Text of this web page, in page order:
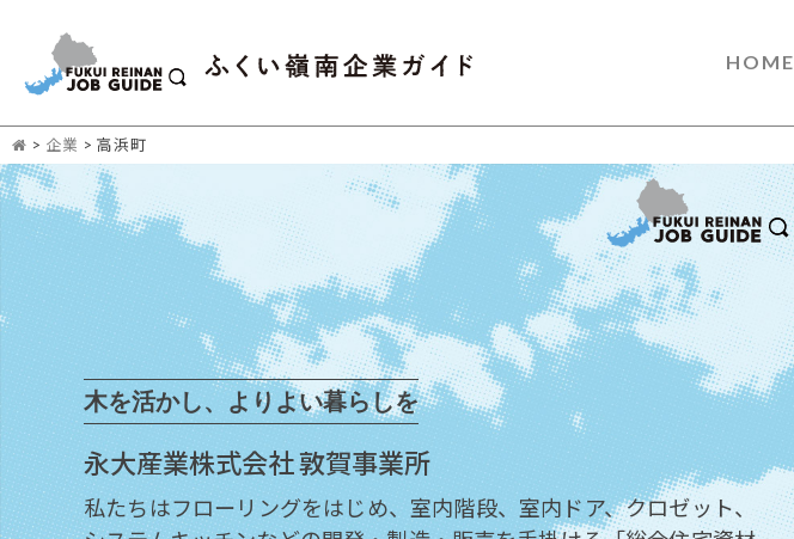
HOME
> 企業 > 高浜町
木を活かし、よりよい暮らしを
永大産業株式会社 敦賀事業所
私たちはフローリングをはじめ、室内階段、室内ドア、クロゼット、